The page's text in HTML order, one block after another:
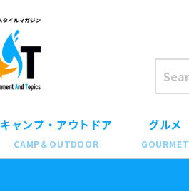
キャンプ・アウトドア
CAMP＆OUTDOOR
グルメ
GOURMET